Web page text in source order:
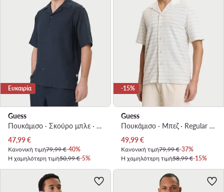
Ευκαιρία
Guess
Πουκάμισο · Σκούρο μπλε · Regular Fit
Τρέχουσα τιμή
47,99€
Κανονική τιμή79,99 €-40%
Η χαμηλότερη τιμή50,99 €-5%
-15%
Guess
Πουκάμισο · Μπεζ · Regular Fit
Τρέχουσα τιμή
49,99€
Κανονική τιμή79,99 €-37%
Η χαμηλότερη τιμή58,99 €-15%